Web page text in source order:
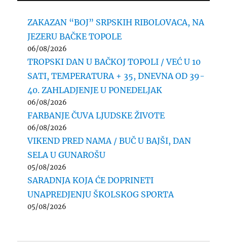
ZAKAZAN “BOJ” SRPSKIH RIBOLOVACA, NA
JEZERU BAČKE TOPOLE
06/08/2026
TROPSKI DAN U BAČKOJ TOPOLI / VEĆ U 10
SATI, TEMPERATURA + 35, DNEVNA OD 39-
40. ZAHLADJENJE U PONEDELJAK
06/08/2026
FARBANJE ČUVA LJUDSKE ŽIVOTE
06/08/2026
VIKEND PRED NAMA / BUČ U BAJŠI, DAN
SELA U GUNAROŠU
05/08/2026
SARADNJA KOJA ĆE DOPRINETI
UNAPREDJENJU ŠKOLSKOG SPORTA
05/08/2026